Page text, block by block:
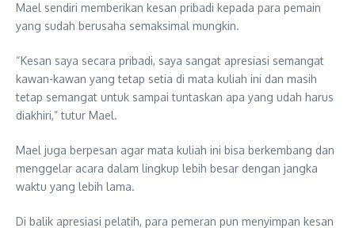
Mael sendiri memberikan kesan pribadi kepada para pemain
yang sudah berusaha semaksimal mungkin.
“Kesan saya secara pribadi, saya sangat apresiasi semangat
kawan-kawan yang tetap setia di mata kuliah ini dan masih
tetap semangat untuk sampai tuntaskan apa yang udah harus
diakhiri,” tutur Mael.
Mael juga berpesan agar mata kuliah ini bisa berkembang dan
menggelar acara dalam lingkup lebih besar dengan jangka
waktu yang lebih lama.
Di balik apresiasi pelatih, para pemeran pun menyimpan kesan